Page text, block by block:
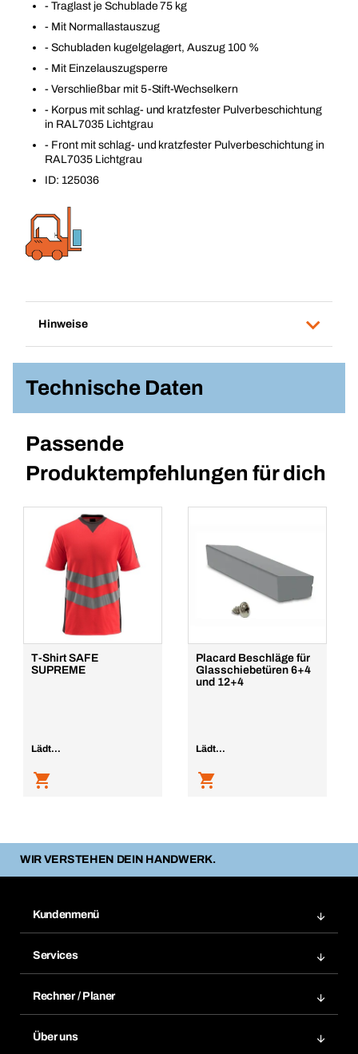
- Traglast je Schublade 75 kg
- Mit Normallastauszug
- Schubladen kugelgelagert, Auszug 100 %
- Mit Einzelauszugsperre
- Verschließbar mit 5-Stift-Wechselkern
- Korpus mit schlag- und kratzfester Pulverbeschichtung
in RAL7035 Lichtgrau
- Front mit schlag- und kratzfester Pulverbeschichtung in
RAL7035 Lichtgrau
ID: 125036
Hinweise
Technische Daten
Passende
Produktempfehlungen für dich
T-Shirt SAFE
SUPREME
Lädt...
Placard Beschläge für
Glasschiebetüren 6+4
und 12+4
Lädt...
WIR VERSTEHEN DEIN HANDWERK.
Kundenmenü
Rechnungen
Daueraufträge
Merklisten
Services
Elektronischer Datenaustausch
Rechner / Planer
Über uns